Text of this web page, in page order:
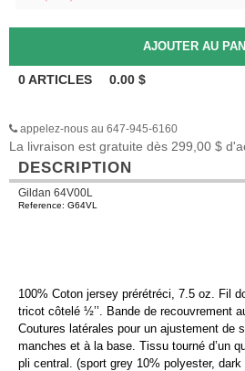
0ARTICLES 0.00 $
appelez-nous au 647-945-6160
La livraison est gratuite dès 299,00 $
DESCRIPTION
Gildan 64V00L
Reference: G64VL
100% Coton jersey prérétréci, 7.5 oz. Fil
tricot côtelé ½’’. Bande de recouvrement
Coutures latérales pour un ajustement de
manches et à la base. Tissu tourné d’un
pli central. (sport grey 10% polyester, dark